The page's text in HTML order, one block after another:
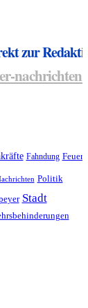
zur
Fahndung Feuer
Politik
Stadt